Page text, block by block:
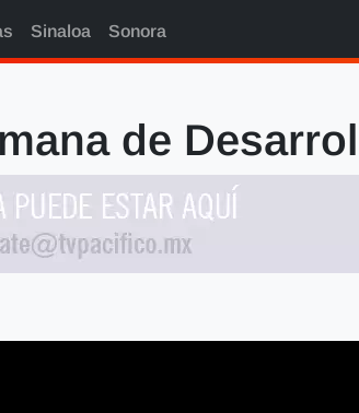
Sinaloa Sonora
de